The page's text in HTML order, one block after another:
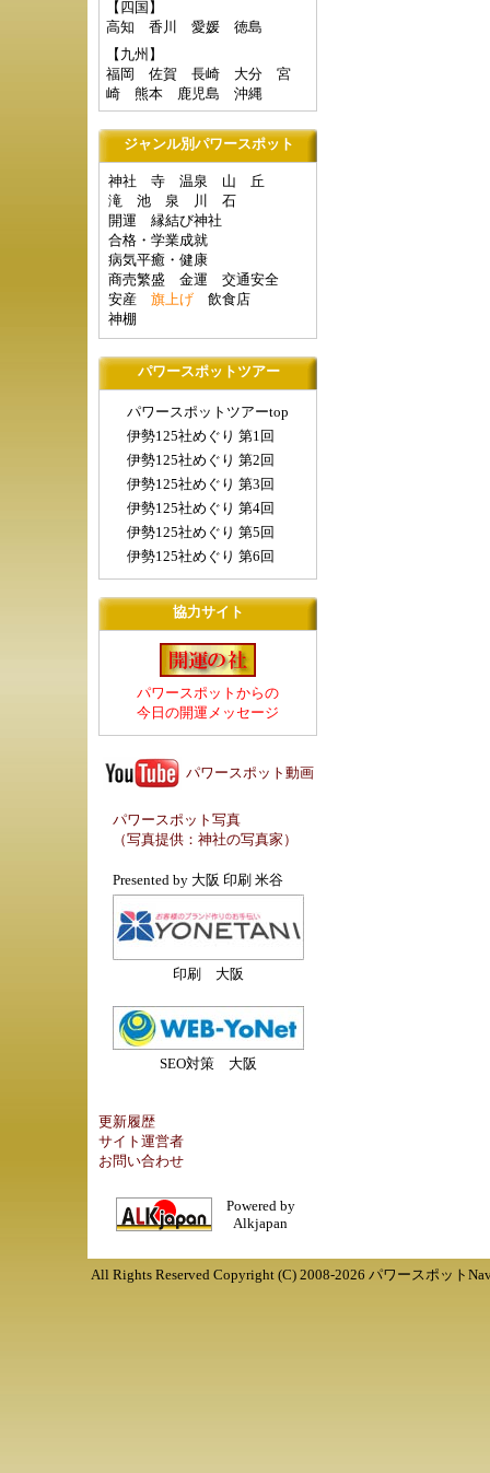
【四国】
高知
香川 愛媛
徳島
【九州】
福岡
佐賀 長崎 大分
宮
崎
熊本 鹿児島 沖縄
ジャンル別パワースポット
神社 寺 温泉 山
丘
滝
池 泉 川
石
開運
縁結び神社
合格・学業成就
病気平癒・健康
商売繁盛
金運
交通安全
安産
旗上げ
飲食店
神棚
パワースポットツアー
パワースポットツアーtop
伊勢125社めぐり 第1回
伊勢125社めぐり 第2回
伊勢125社めぐり 第3回
伊勢125社めぐり 第4回
伊勢125社めぐり 第5回
伊勢125社めぐり 第6回
協力サイト
パワースポットからの
今日の開運メッセージ
パワースポット動画
パワースポット写真
（写真提供： 神社の写真家 ）
Presented by 大阪 印刷 米谷
印刷 大阪
SEO対策 大阪
更新履歴
サイト運営者
お問い合わせ
Powered by
Alkjapan
All Rights Reserved Copyright (C) 2008-2026 パワースポット